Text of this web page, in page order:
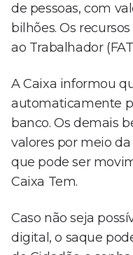
de pessoas, com
bilhões. Os
ao Trabalhador
A Caixa informou
automaticamente
banco. Os demais
valores por meio
que pode ser
Caixa Tem.
Caso não seja
digital, o saque